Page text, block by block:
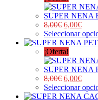
SUPER NENA
8,00€ 6,00€
Seleccionar
¡Oferta!
SUPER NENA
8,00€ 6,00€
Seleccionar